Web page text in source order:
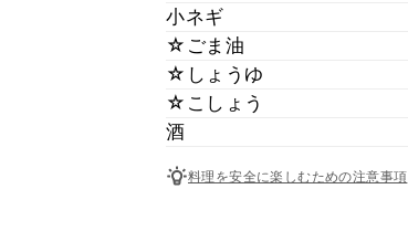
小ネギ
☆ごま油
☆しょうゆ
☆こしょう
酒
料理を安全に楽しむための注意事項